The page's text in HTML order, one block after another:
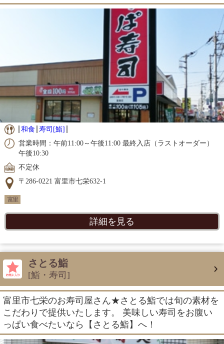
和食 寿司[鮨]
営業時間：午前11:00～午後11:00 最終入店（ラストオーダー）
午後10:30
不定休
〒286-0221 富里市七栄632-1
富里
詳細を見る
さとる鮨
[鮨・寿司]
富里市七栄のお寿司屋さん★さとる鮨では旬の素材を
こだわりで提供いたします。 美味しい寿司をお腹い
っぱい食べたいなら【さとる鮨】へ！